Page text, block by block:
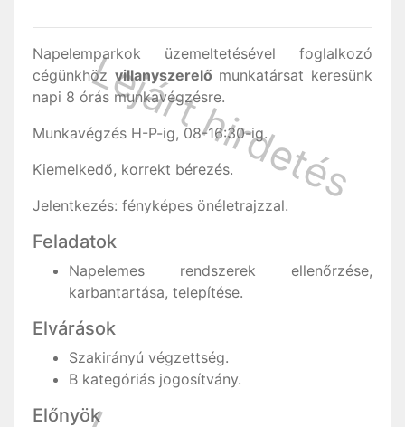
Napelemparkok üzemeltetésével foglalkozó
cégünkhöz villanyszerelő munkatársat keresünk
napi 8 órás munkavégzésre.
Munkavégzés H-P-ig, 08-16:30-ig.
Kiemelkedő, korrekt bérezés.
Jelentkezés: fényképes önéletrajzzal.
Feladatok
Napelemes rendszerek ellenőrzése,
karbantartása, telepítése.
Elvárások
Szakirányú végzettség.
B kategóriás jogosítvány.
Előnyök